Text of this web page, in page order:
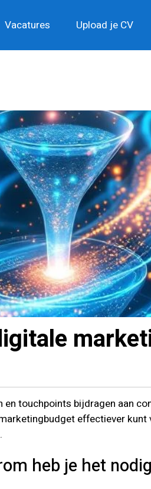
Vacatures Upload je CV
touchpoints bijdragen aan
effectiever
heb je het